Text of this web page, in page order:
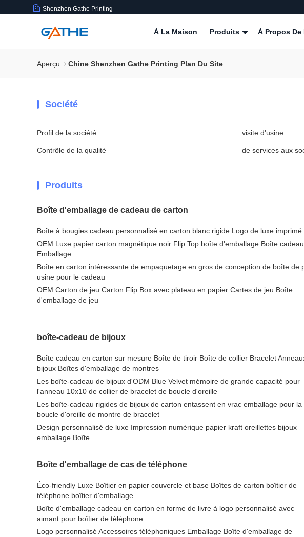
Shenzhen Gathe Printing
À La Maison Produits À Propos De
Aperçu Chine Shenzhen Gathe Printing Plan Du Site
Société
Profil de la société visite d'usine
Contrôle de la qualité de services aux
Produits
Boîte d'emballage de cadeau de carton
Boîte à bougies cadeau personnalisé en carton blanc rigide Logo de luxe imprimé
OEM Luxe papier carton magnétique noir Flip Top boîte d'emballage Boîte cadeau
Emballage
Boîte en carton intéressante de empaquetage en gros de conception de boîte de
usine pour le cadeau
OEM Carton de jeu Carton Flip Box avec plateau en papier Cartes de jeu Boîte
d'emballage de jeu
boîte-cadeau de bijoux
Boîte cadeau en carton sur mesure Boîte de tiroir Boîte de collier Bracelet
bijoux Boîtes d'emballage de montres
Les boîte-cadeau de bijoux d'ODM Blue Velvet mémoire de grande capacité pour
l'anneau 10x10 de collier de bracelet de boucle d'oreille
Les boîte-cadeau rigides de bijoux de carton entassent en vrac emballage pour la
boucle d'oreille de montre de bracelet
Design personnalisé de luxe Impression numérique papier kraft oreillettes bijoux
emballage Boîte
Boîte d'emballage de cas de téléphone
Éco-friendly Luxe Boîtier en papier couvercle et base Boîtes de carton boîtier de
téléphone boîtier d'emballage
Boîte d'emballage cadeau en carton en forme de livre à logo personnalisé avec
aimant pour boîtier de téléphone
Logo personnalisé Accessoires téléphoniques Emballage Boîte d'emballage de